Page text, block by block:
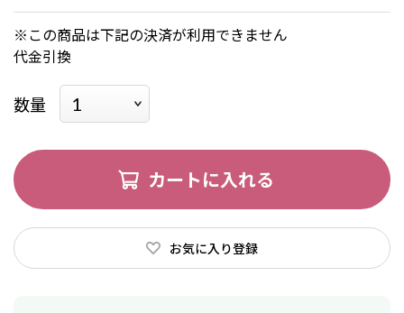
※この商品は下記の決済が利用できません
代金引換
数量
カートに入れる
お気に入り登録